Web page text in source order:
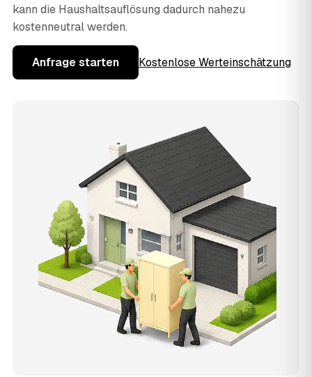
kann die Haushaltsauflösung dadurch nahezu
kostenneutral werden.
Anfrage starten Kostenlose Werteinschätzung